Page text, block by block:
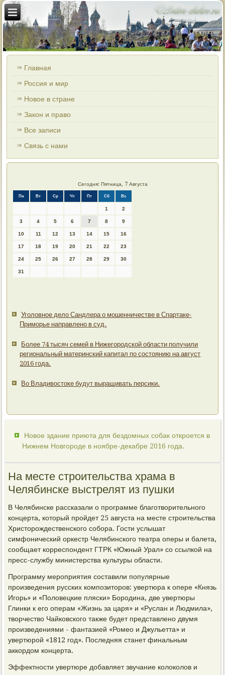
Главная
Россия и мир
Новое в стране
Закон и право
Все записи
Связь с нами
Сегодня: Пятница, 7 Августа
Пн Вт Ср Чт Пт Сб Вс
1 2
3 4 5 6 7 8 9
10 11 12 13 14 15 16
17 18 19 20 21 22 23
24 25 26 27 28 29 30
31
Уголовное дело Сандлера о мошенничестве в Спартаке-
Приморье направлено в суд.
Более 74 тысяч семей в Нижегородской области получили
региональный материнский капитал по состоянию на август
2016 года.
Во Владивостоке будут выращивать персики.
Новое здание приюта для бездомных собак откроется в
Нижнем Новгороде в ноябре-декабре 2016 года.
На месте строительства храма в
Челябинске выстрелят из пушки
В Челябинске рассказали о программе благотворительного
концерта, который пройдет 25 августа на месте строительства
Христорождественского собора. Гости услышат
симфонический оркестр Челябинского театра оперы и балета,
сообщает корреспондент ГТРК «Южный Урал» со ссылкой на
пресс-службу министерства культуры области.
Программу мероприятия составили популярные
произведения русских композиторов: увертюра к опере «Князь
Игорь» и «Половецкие пляски» Бородина, две увертюры
Глинки к его операм «Жизнь за царя» и «Руслан и Людмила»,
творчество Чайковского также будет представлено двумя
произведениями - фантазией «Ромео и Джульетта» и
увертюрой «1812 год». Последняя станет финальным
аккордом концерта.
Эффектности увертюре добавляет звучание колоколов и